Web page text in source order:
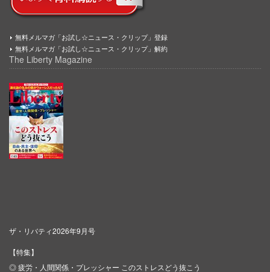
無料メルマガ「お試し☆ニュース・クリップ」登録
無料メルマガ「お試し☆ニュース・クリップ」解約
The Liberty Magazine
ザ・リバティ2026年9月号
【特集】
◎ 疲労・人間関係・プレッシャー このストレスどう抜こう